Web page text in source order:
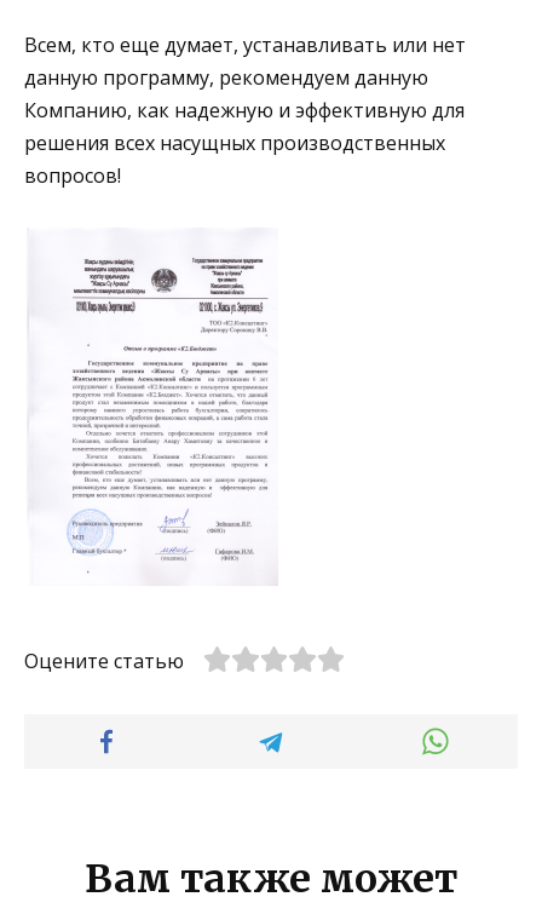
Всем, кто еще думает, устанавливать или нет
данную программу, рекомендуем данную
Компанию, как надежную и эффективную для
решения всех насущных производственных
вопросов!
Оцените статью
Вам также может